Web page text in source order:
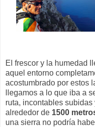
El frescor y la humedad
aquel entorno
acostumbrado por estos
llegamos a lo que iba a
ruta, incontables
alrededor de 1500
una sierra no podría